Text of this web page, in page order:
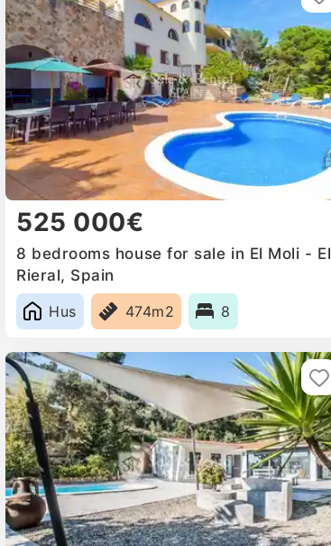
525 000€
8 bedrooms house for sale in El Moli - El
Rieral, Spain
Hus
474m2 8